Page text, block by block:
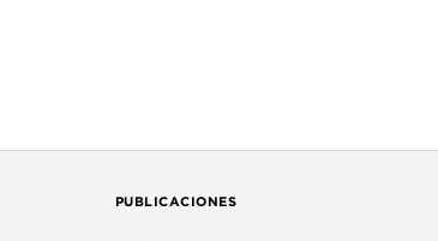
PUBLICACIONES